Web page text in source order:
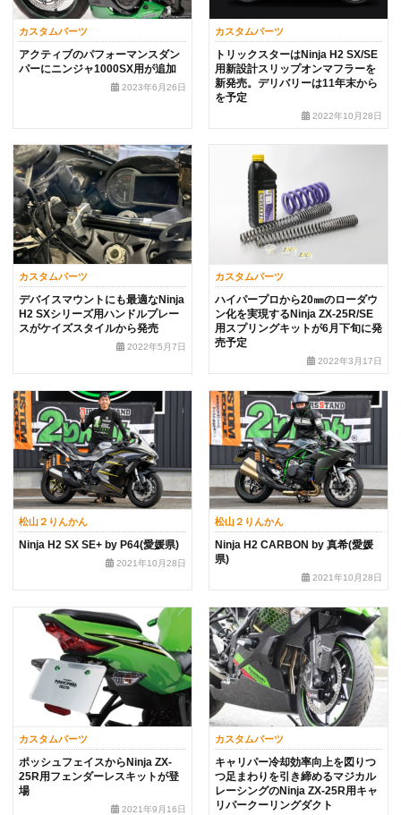
カスタムパーツ
アクティブのパフォーマンスダン
パーにニンジャ1000SX用が追加
2023年6月26日
カスタムパーツ
トリックスターはNinja H2 SX/SE
用新設計スリップオンマフラーを
新発売。デリバリーは11年末から
を予定
2022年10月28日
カスタムパーツ
デバイスマウントにも最適なNinja
H2 SXシリーズ用ハンドルプレー
スがケイズスタイルから発売
2022年5月7日
カスタムパーツ
ハイパープロから20㎜のローダウ
ン化を実現するNinja ZX-25R/SE
用スプリングキットが6月下旬に発
売予定
2022年3月17日
松山２りんかん
Ninja H2 SX SE+ by P64(愛媛県)
2021年10月28日
松山２りんかん
Ninja H2 CARBON by 真希(愛媛
県)
2021年10月28日
カスタムパーツ
ポッシュフェイスからNinja ZX-
25R用フェンダーレスキットが登
場
2021年9月16日
カスタムパーツ
キャリパー冷却効率向上を図りつ
つ足まわりを引き締めるマジカル
レーシングのNinja ZX-25R用キャ
リパークーリングダクト